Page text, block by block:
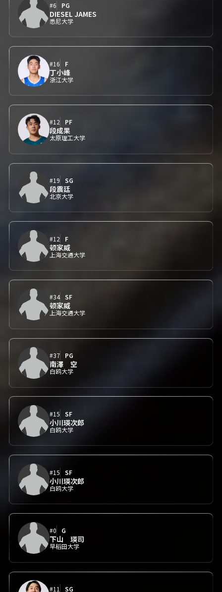
#6 PG
DIESEL JAMES
悉尼大学
#16 F
丁小峰
浙江大学
#12 PF
段成果
太原理工大学
#19 SG
段震廷
北京大学
#12 F
顿家威
上海交通大学
#34 SF
顿家威
上海交通大学
#37 PG
南澤 空
白鸥大学
#15 SF
小川瑛次郎
白鸥大学
#15 SF
小川瑛次郎
白鸥大学
#0 G
下山 瑛司
早稻田大学
#11 SG